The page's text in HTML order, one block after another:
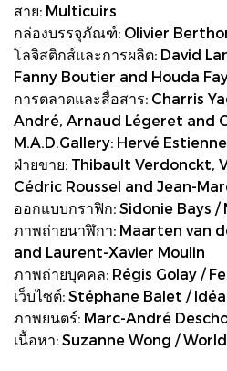
สาย: Multicuirs
กล่องบรรจุภัณฑ์: Olivier
โลจิสติกส์และการผลิต: David
Fanny Boutier and Houda
การตลาดและสื่อสาร: Charris
André, Arnaud Légeret and
M.A.D.Gallery: Hervé
ฝ่ายขาย: Thibault Verdonckt,
Cédric Roussel and Jean-
ออกแบบกราฟิก: Sidonie Bays /
ภาพถ่ายนาฬิกา: Maarten van
and Laurent-Xavier Moulin
ภาพถ่ายบุคคล: Régis Golay /
เว็บไซต์: Stéphane Balet /
ภาพยนตร์: Marc-André
เนื้อหา: Suzanne Wong /